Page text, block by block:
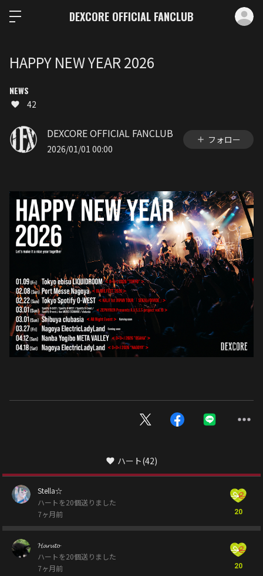
DEXCORE OFFICIAL FANCLUB
HAPPY NEW YEAR 2026
NEWS
42
DEXCORE OFFICIAL FANCLUB
2026/01/01 00:00
フォロー
ハート(42)
Stella☆
ハートを20個送りました
7ヶ月前
20
𝓗𝓪𝓻𝓾𝓽𝓸
ハートを20個送りました
7ヶ月前
20